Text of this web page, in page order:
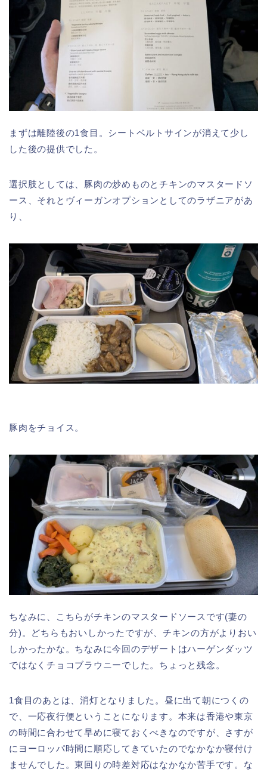
まずは離陸後の1食目。シートベルトサインが消えて少し
した後の提供でした。
選択肢としては、豚肉の炒めものとチキンのマスタードソ
ース、それとヴィーガンオプションとしてのラザニアがあ
り、
豚肉をチョイス。
ちなみに、こちらがチキンのマスタードソースです(妻の
分)。どちらもおいしかったですが、チキンの方がよりおい
しかったかな。ちなみに今回のデザートはハーゲンダッツ
ではなくチョコブラウニーでした。ちょっと残念。
1食目のあとは、消灯となりました。昼に出て朝につくの
で、一応夜行便ということになります。本来は香港や東京
の時間に合わせて早めに寝ておくべきなのですが、さすが
にヨーロッパ時間に順応してきていたのでなかなか寝付け
ませんでした。東回りの時差対応はなかなか苦手です。な